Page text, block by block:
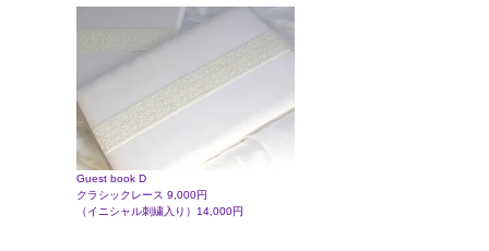
Guest book D
クラシックレース 9,000円
（イニシャル刺繍入り）14,000円